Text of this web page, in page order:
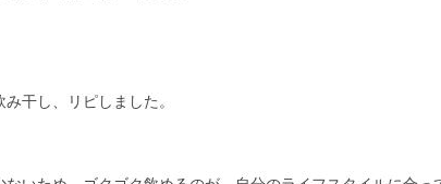
干し、リピしました。